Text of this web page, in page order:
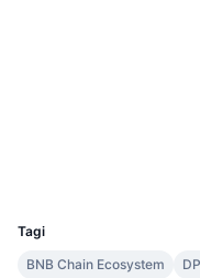
Tagi
BNB Chain Ecosystem